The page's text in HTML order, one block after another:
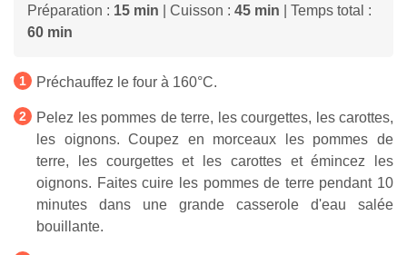
Préparation : 15 min | Cuisson : 45 min | Temps total :
60 min
Préchauffez le four à 160°C.
Pelez les pommes de terre, les courgettes, les carottes,
les oignons. Coupez en morceaux les pommes de
terre, les courgettes et les carottes et émincez les
oignons. Faites cuire les pommes de terre pendant 10
minutes dans une grande casserole d'eau salée
bouillante.